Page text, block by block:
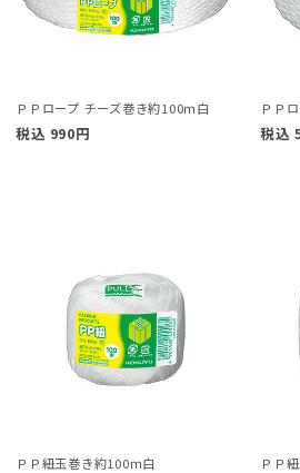
ＰＰロープ チーズ巻き約100ｍ白
税込 990円
ＰＰ
税込
ＰＰ紐玉巻き約100ｍ白 ＰＰ